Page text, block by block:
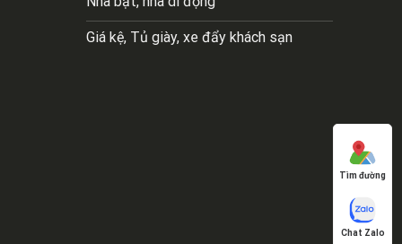
Giá kệ, Tủ giày, xe đẩy khách sạn
Tìm đường
Chat Zalo